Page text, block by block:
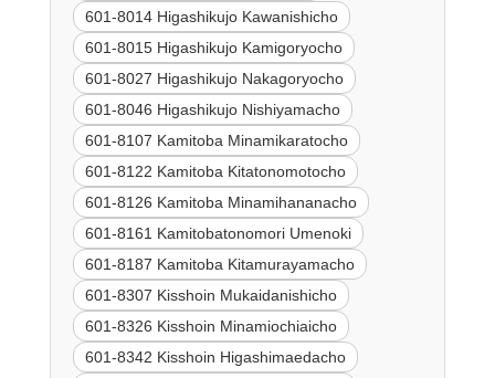
601-8014 Higashikujo Kawanishicho
601-8015 Higashikujo Kamigoryocho
601-8027 Higashikujo Nakagoryocho
601-8046 Higashikujo Nishiyamacho
601-8107 Kamitoba Minamikaratocho
601-8122 Kamitoba Kitatonomotocho
601-8126 Kamitoba Minamihananacho
601-8161 Kamitobatonomori Umenoki
601-8187 Kamitoba Kitamurayamacho
601-8307 Kisshoin Mukaidanishicho
601-8326 Kisshoin Minamiochiaicho
601-8342 Kisshoin Higashimaedacho